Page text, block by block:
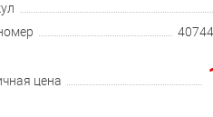
цена